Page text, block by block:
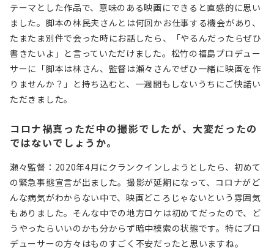
テーマとした作品で、意味のある映画にできると直感的に思い
ました。脚本の林民夫さんとは何回かお仕事する機会があり、
たまたま別件で会った時にお話したら、「やるんだったらぜひ
書きたいよ」と言っていただけました。松竹の福島プロデュー
サーに「脚本は林さん、監督は瀬々さんでぜひ一緒に映画を作
りませんか？」と持ち込むと、一週間もしないうちにご快諾い
ただきました。
コロナ禍真っただ中の撮影でしたが、大変だったの
ではないでしょうか。
瀬々監督：2020年4月にクランクインしようとしたら、初めて
の緊急事態宣言が出ました。撮影が延期になって、コロナがど
んな病気がわからない中で、映画どころじゃないという雰囲気
もありました。そんな中での地方ロケは初めてだったので、ど
うやったらいいのかも分からず暗中模索の状態です。特にプロ
デューサーの方々はものすごく不安だったと思いますね。